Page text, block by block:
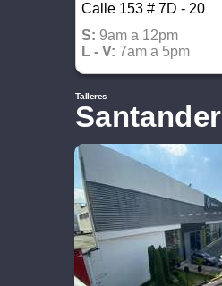
Calle 153 # 7D - 20
L - V: 7am a 5pm
S: 9am a 12pm
Talleres
Santander